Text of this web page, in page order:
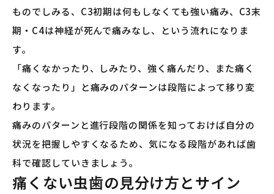
ものでしみる、C3初期は何もしなくても強い痛み、C3末
期・C4は神経が死んで痛みなし、という流れになりま
す。
「痛くなかったり、しみたり、強く痛んだり、また痛く
なくなったり」と痛みのパターンは段階によって移り変
わります。
痛みのパターンと進行段階の関係を知っておけば自分の
状況を把握しやすくなるため、気になる段階があれば歯
科で確認していきましょう。
痛くない虫歯の見分け方とサイン